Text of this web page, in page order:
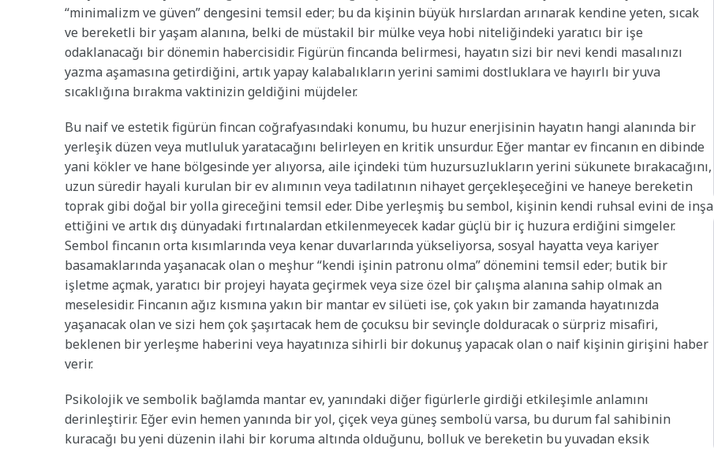
“minimalizm ve güven” dengesini temsil eder; bu da kişinin büyük hırslardan arınarak kendine yeten, sıcak
ve bereketli bir yaşam alanına, belki de müstakil bir mülke veya hobi niteliğindeki yaratıcı bir işe
odaklanacağı bir dönemin habercisidir. Figürün fincanda belirmesi, hayatın sizi bir nevi kendi masalınızı
yazma aşamasına getirdiğini, artık yapay kalabalıkların yerini samimi dostluklara ve hayırlı bir yuva
sıcaklığına bırakma vaktinizin geldiğini müjdeler.
Bu naif ve estetik figürün fincan coğrafyasındaki konumu, bu huzur enerjisinin hayatın hangi alanında bir
yerleşik düzen veya mutluluk yaratacağını belirleyen en kritik unsurdur. Eğer mantar ev fincanın en dibinde
yani kökler ve hane bölgesinde yer alıyorsa, aile içindeki tüm huzursuzlukların yerini sükunete bırakacağını,
uzun süredir hayali kurulan bir ev alımının veya tadilatının nihayet gerçekleşeceğini ve haneye bereketin
toprak gibi doğal bir yolla gireceğini temsil eder. Dibe yerleşmiş bu sembol, kişinin kendi ruhsal evini de inşa
ettiğini ve artık dış dünyadaki fırtınalardan etkilenmeyecek kadar güçlü bir iç huzura erdiğini simgeler.
Sembol fincanın orta kısımlarında veya kenar duvarlarında yükseliyorsa, sosyal hayatta veya kariyer
basamaklarında yaşanacak olan o meşhur “kendi işinin patronu olma” dönemini temsil eder; butik bir
işletme açmak, yaratıcı bir projeyi hayata geçirmek veya size özel bir çalışma alanına sahip olmak an
meselesidir. Fincanın ağız kısmına yakın bir mantar ev silüeti ise, çok yakın bir zamanda hayatınızda
yaşanacak olan ve sizi hem çok şaşırtacak hem de çocuksu bir sevinçle dolduracak o sürpriz misafiri,
beklenen bir yerleşme haberini veya hayatınıza sihirli bir dokunuş yapacak olan o naif kişinin girişini haber
verir.
Psikolojik ve sembolik bağlamda mantar ev, yanındaki diğer figürlerle girdiği etkileşimle anlamını
derinleştirir. Eğer evin hemen yanında bir yol, çiçek veya güneş sembolü varsa, bu durum fal sahibinin
kuracağı bu yeni düzenin ilahi bir koruma altında olduğunu, bolluk ve bereketin bu yuvadan eksik